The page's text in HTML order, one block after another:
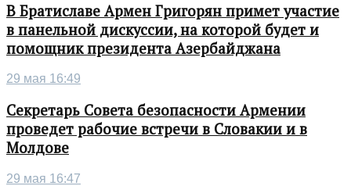
В Братиславе Армен Григорян примет участие
в панельной дискуссии, на которой будет и
помощник президента Азербайджана
29 мая 16:49
Секретарь Совета безопасности Армении
проведет рабочие встречи в Словакии и в
Молдове
29 мая 16:47